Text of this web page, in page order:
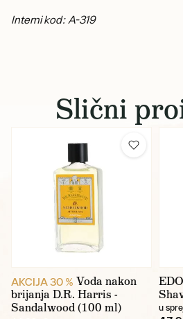
Interni kod: A-319
Slični
AKCIJA 30 % Voda nakon
brijanja D.R. Harris -
Sandalwood (100 ml)
u